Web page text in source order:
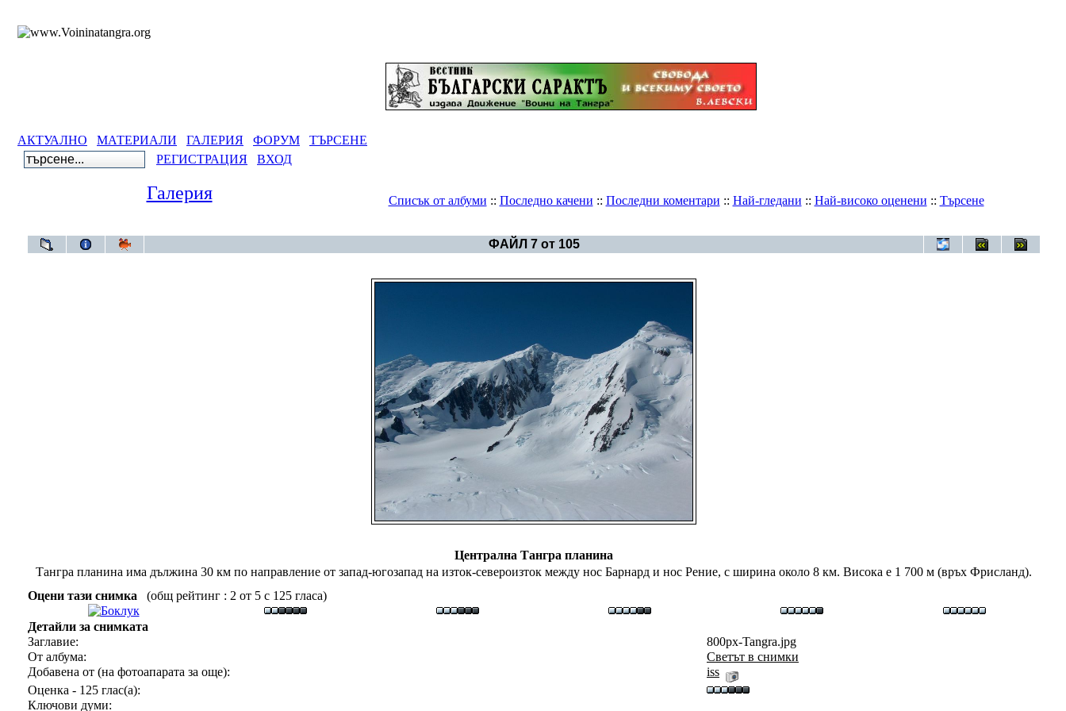
АКТУАЛНО МАТЕРИАЛИ ГАЛЕРИЯ ФОРУМ
ТЪРСЕНЕ
РЕГИСТРАЦИЯ
ВХОД
Галерия Списък от албуми :: Последно качени :: Последни коментари :: Най-гледани :: Най-високо оценени :: Търсене
ФАЙЛ 7 от 105
Централна Тангра планина
Тангра планина има дължина 30 км по направление от запад-югозапад на изток-североизток между нос Барнард и нос Рение, с ширина около 8 км. Висока е 1 700 м (връх Фрисланд).
Оцени тази снимка
(общ рейтинг : 2 от 5 с 125 гласа)
Детайли за снимката
Заглавие:
800px-Tangra.jpg
От албума:
Светът в снимки
Добавена от (на фотоапарата за още):
iss
Оценка - 125 глас(а):
Ключови думи: